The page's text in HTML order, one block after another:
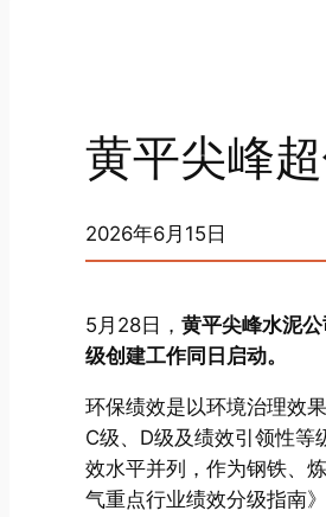
黄平尖峰
2026年6月15日
5月28日， 黄平尖峰水泥
级创建工作同日启动。
环保绩效是以环境治理效
C级、D级及绩效引领性
效水平并列，作为钢铁、
气重点行业绩效分级指南